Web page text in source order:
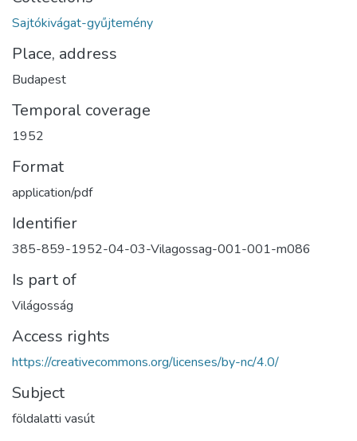
Sajtókivágat-gyűjtemény
Place, address
Budapest
Temporal coverage
1952
Format
application/pdf
Identifier
385-859-1952-04-03-Vilagossag-001-001-m086
Is part of
Világosság
Access rights
https://creativecommons.org/licenses/by-nc/4.0/
Subject
földalatti vasút